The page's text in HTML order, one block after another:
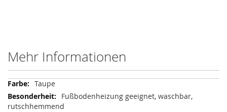
Mehr Informationen
Mehr
Informationen
Taupe
Fußbodenheizung geeignet, waschbar,
rutschhemmend